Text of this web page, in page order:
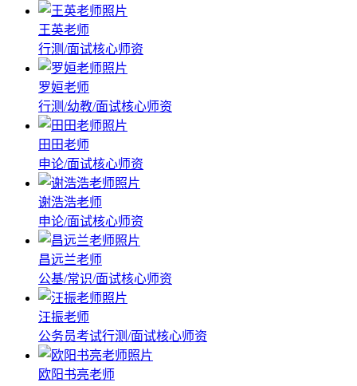
王英老师
行测/面试核心师资
罗姮老师
行测/幼教/面试核心师资
田田老师
申论/面试核心师资
谢浩浩老师
申论/面试核心师资
昌远兰老师
公基/常识/面试核心师资
汪振老师
公务员考试行测/面试核心师资
欧阳书亮老师